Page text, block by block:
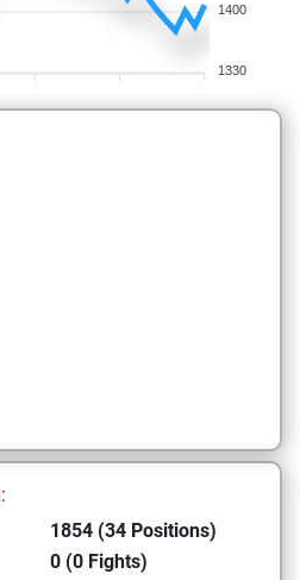
1400
1330
1854 (34 Positions)
0 (0 Fights)